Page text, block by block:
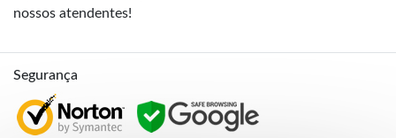
nossos atendentes!
Segurança